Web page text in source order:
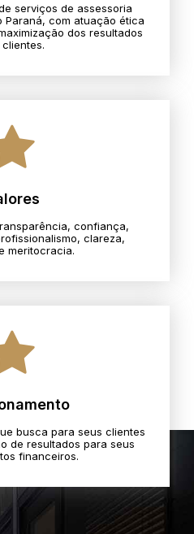
serviços de assessoria
com atuação ética
dos resultados
confiança,
clareza,
meritocracia.​
busca para seus clientes
de resultados para seus
financeiros.